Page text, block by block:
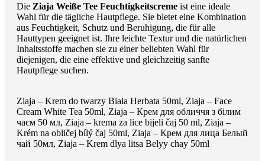
Die Ziaja Weiße Tee Feuchtigkeitscreme ist eine ideale
Wahl für die tägliche Hautpflege. Sie bietet eine Kombination
aus Feuchtigkeit, Schutz und Beruhigung, die für alle
Hauttypen geeignet ist. Ihre leichte Textur und die natürlichen
Inhaltsstoffe machen sie zu einer beliebten Wahl für
diejenigen, die eine effektive und gleichzeitig sanfte
Hautpflege suchen.
Ziaja – Krem do twarzy Biała Herbata 50ml, Ziaja – Face
Cream White Tea 50ml, Ziaja – Крем для обличчя з білим
чаєм 50 мл, Ziaja – krema za lice bijeli čaj 50 ml, Ziaja –
Krém na obličej bílý čaj 50ml, Ziaja – Крем для лица Белый
чай 50мл, Ziaja – Krem dlya litsa Belyy chay 50ml